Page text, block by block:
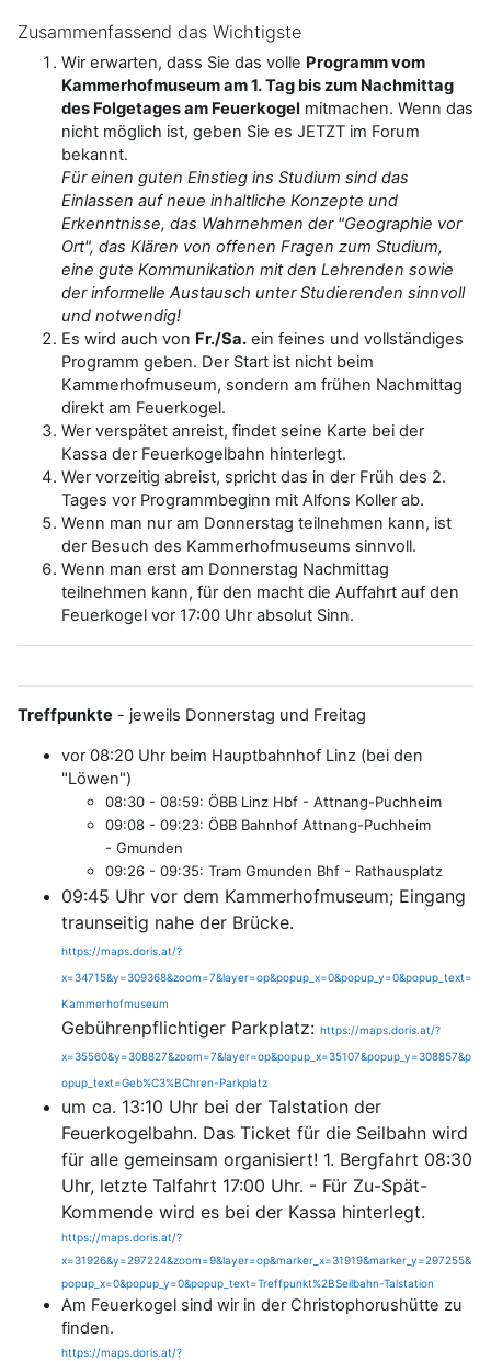
Zusammenfassend das Wichtigste
Wir erwarten, dass Sie das volle Programm vom
Kammerhofmuseum am 1. Tag bis zum Nachmittag
des Folgetages am Feuerkogel mitmachen. Wenn das
nicht möglich ist, geben Sie es JETZT im Forum
bekannt.
Für einen guten Einstieg ins Studium sind das
Einlassen auf neue inhaltliche Konzepte und
Erkenntnisse, das Wahrnehmen der "Geographie vor
Ort", das Klären von offenen Fragen zum Studium,
eine gute Kommunikation mit den Lehrenden sowie
der informelle Austausch unter Studierenden sinnvoll
und notwendig!
Es wird auch von Fr./Sa. ein feines und vollständiges
Programm geben. Der Start ist nicht beim
Kammerhofmuseum, sondern am frühen Nachmittag
direkt am Feuerkogel.
Wer verspätet anreist, findet seine Karte bei der
Kassa der Feuerkogelbahn hinterlegt.
Wer vorzeitig abreist, spricht das in der Früh des 2.
Tages vor Programmbeginn mit Alfons Koller ab.
Wenn man nur am Donnerstag teilnehmen kann, ist
der Besuch des Kammerhofmuseums sinnvoll.
Wenn man erst am Donnerstag Nachmittag
teilnehmen kann, für den macht die Auffahrt auf den
Feuerkogel vor 17:00 Uhr absolut Sinn.
Treffpunkte - jeweils Donnerstag und Freitag
vor 08:20 Uhr beim Hauptbahnhof Linz (bei den
"Löwen")
08:30 - 08:59: ÖBB Linz Hbf - Attnang-Puchheim
09:08 - 09:23: ÖBB Bahnhof Attnang-Puchheim
- Gmunden
09:26 - 09:35: Tram Gmunden Bhf - Rathausplatz
09:45 Uhr vor dem Kammerhofmuseum; Eingang
traunseitig nahe der Brücke.
https://maps.doris.at/?
x=34715&y=309368&zoom=7&layer=op&popup_x=0&popup_y=0&popup_text=
Kammerhofmuseum
Gebührenpflichtiger Parkplatz: https://maps.doris.at/?
x=35560&y=308827&zoom=7&layer=op&popup_x=35107&popup_y=308857&p
opup_text=Geb%C3%BChren-Parkplatz
um ca. 13:10 Uhr bei der Talstation der
Feuerkogelbahn. Das Ticket für die Seilbahn wird
für alle gemeinsam organisiert! 1. Bergfahrt 08:30
Uhr, letzte Talfahrt 17:00 Uhr. - Für Zu-Spät-
Kommende wird es bei der Kassa hinterlegt.
https://maps.doris.at/?
x=31926&y=297224&zoom=9&layer=op&marker_x=31919&marker_y=297255&
popup_x=0&popup_y=0&popup_text=Treffpunkt%2BSeilbahn-Talstation
Am Feuerkogel sind wir in der Christophorushütte zu
finden.
https://maps.doris.at/?